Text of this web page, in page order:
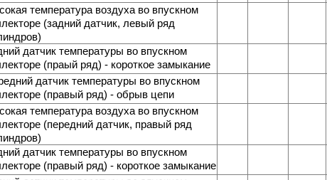
температура воздуха во впускном
(задний датчик, левый ряд
датчик температуры во впускном
(праый ряд) - короткое замыкание
датчик температуры во впускном
(правый ряд) - обрыв цепи
температура воздуха во впускном
(передний датчик, правый ряд
датчик температуры во впускном
(правый ряд) - короткое замыкание